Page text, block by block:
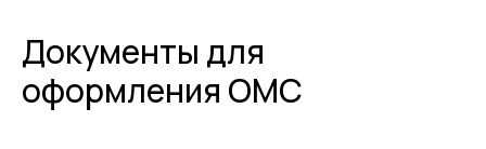
Документы для
оформления ОМС